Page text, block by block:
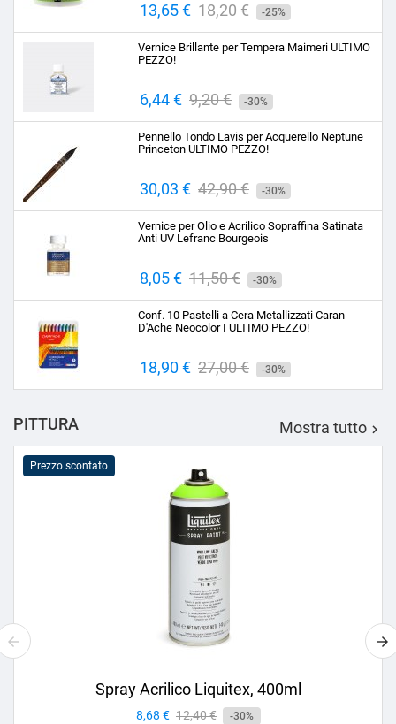
Prezzo
13,65 € Prezzo
base
18,20 € -25%
Vernice Brillante per Tempera Maimeri ULTIMO
PEZZO!
Prezzo
6,44 € Prezzo
base
9,20 € -30%
Pennello Tondo Lavis per Acquerello Neptune
Princeton ULTIMO PEZZO!
Prezzo
30,03 € Prezzo
base
42,90 € -30%
Vernice per Olio e Acrilico Sopraffina Satinata
Anti UV Lefranc Bourgeois
Prezzo
8,05 € Prezzo
base
11,50 € -30%
Conf. 10 Pastelli a Cera Metallizzati Caran
D'Ache Neocolor I ULTIMO PEZZO!
Prezzo
18,90 € Prezzo
base
27,00 € -30%
PITTURA Mostra tutto 
Prezzo scontato
Spray Acrilico Liquitex, 400ml
Prezzo
8,68 € Prezzo
12,40 € -30%